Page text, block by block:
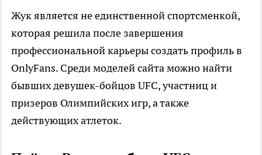
Жук является не единственной спортсменкой,
которая решила после завершения
профессиональной карьеры создать профиль в
OnlyFans. Среди моделей сайта можно найти
бывших девушек-бойцов UFC, участниц и
призеров Олимпийских игр, а также
действующих атлеток.